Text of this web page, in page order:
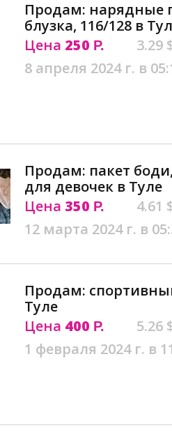
Продам: нарядные
блузка, 116/128 в
Цена 250 Р.
3.29
8 апреля 2024 г. в
Продам: пакет
для девочек в Туле
Цена 350 Р.
4.61
12 марта 2024 г. в
Продам:
Туле
Цена 400 Р.
5.26
1 февраля 2024 г. в